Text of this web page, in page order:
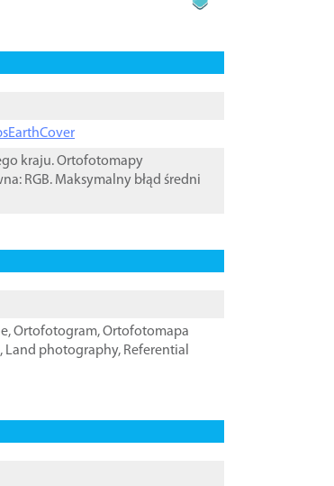
kraju. Ortofotomapy
RGB. Maksymalny błąd średni
,Ortofotogram,Ortofotomapa
, Land photography, Referential